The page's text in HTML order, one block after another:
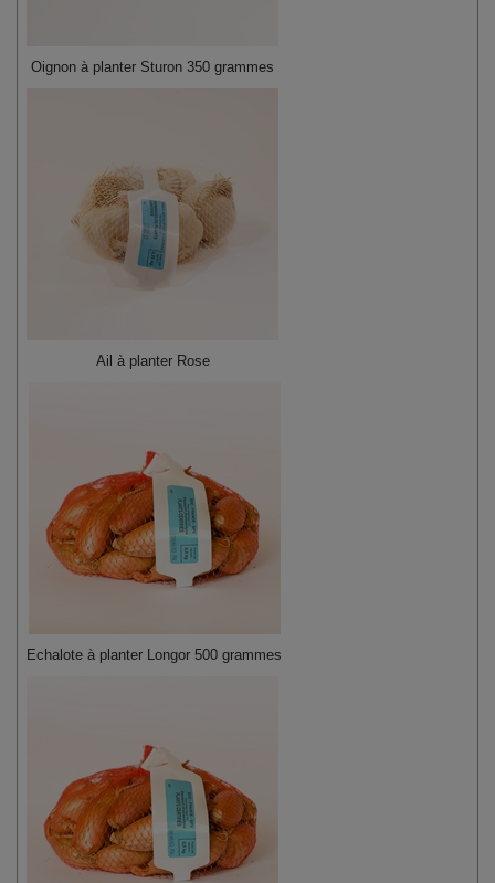
Oignon à planter Sturon 350 grammes
Ail à planter Rose
Echalote à planter Longor 500 grammes